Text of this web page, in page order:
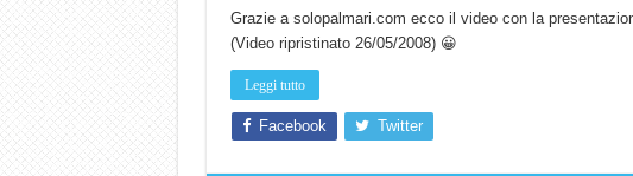
Chi l’ha detto che gli Open-Ear suonano
Brondi Amico VERO 4G : Focus su SOS e
Grazie a solopalmari.com ecco il video con la
(Video ripristinato 26/05/2008) 😀
Leggi tutto
Facebook Twitter